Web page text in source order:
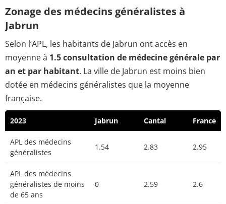
Zonage des médecins généralistes à
Jabrun
Selon l’APL, les habitants de Jabrun ont accès en
moyenne à 1.5 consultation de médecine générale par
an et par habitant. La ville de Jabrun est moins bien
dotée en médecins généralistes que la moyenne
française.
2023 Jabrun Cantal France
APL des médecins
généralistes
1.54 2.83 2.95
APL des médecins
généralistes de moins
de 65 ans
0 2.59 2.6